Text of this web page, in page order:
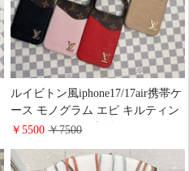
ルイビトン風iphone17/17air携帯ケ
ース モノグラム エピ キルティン
グレザー カード収納 LV アイフォ
耐衝撃 大人 かわいい Galaxy
￥5500￥7500